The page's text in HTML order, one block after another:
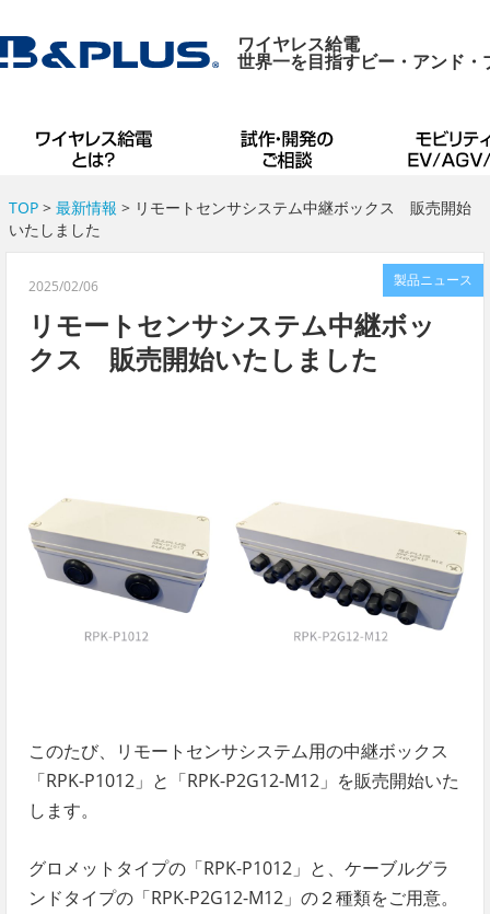
ワイヤレス給電
世界一を目指すビー・アンド・
TOP> 最新情報 > リモートセンサシステム中継ボックス 販売開始
いたしました
製品ニュース
2025/02/06
リモートセンサシステム中継ボッ
クス 販売開始いたしました
このたび、リモートセンサシステム用の中継ボックス
「RPK-P1012」と「RPK-P2G12-M12」を販売開始いた
します。
グロメットタイプの「RPK-P1012」と、ケーブルグラ
ンドタイプの「RPK-P2G12-M12」の２種類をご用意。